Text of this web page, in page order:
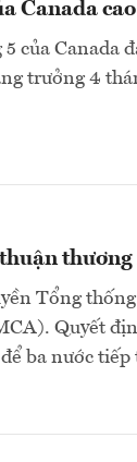
Canada
của Canada
trưởng 4
Tổng
Quyết
ba nước